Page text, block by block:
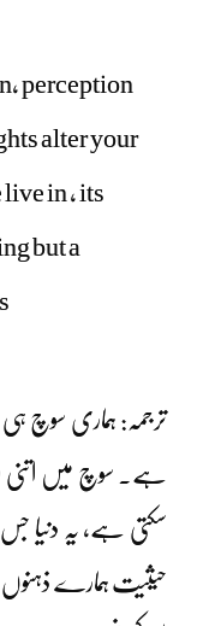
perception
alter your
in , its
but a
ترجمہ: ہماری سوچ ہی
ہے۔ سوچ میں اتنی
سکتی ہے، یہ دنیا
حیثیت ہمارے